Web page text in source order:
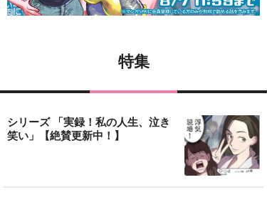
特集
シリーズ 「実録！私の人生、泣き
笑い」【絶賛更新中！】